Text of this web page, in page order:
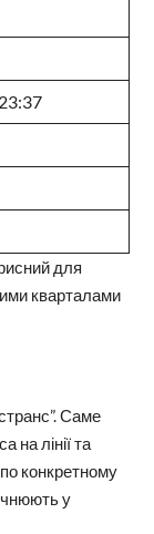
для
кварталами
Саме
на лінії та
конкретному
у